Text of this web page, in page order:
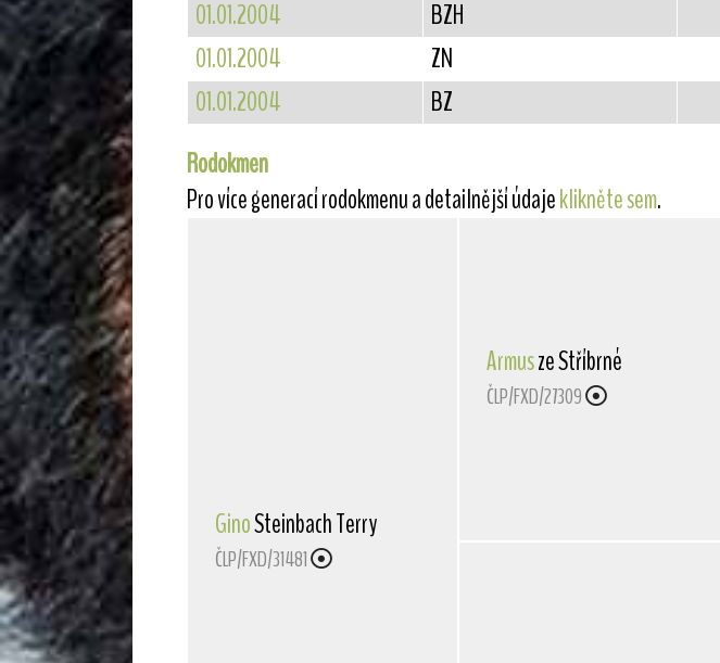
01.01.2004
BZH
01.01.2004
ZN
01.01.2004
BZ
Rodokmen
Pro více generací rodokmenu a detailnější údajeklikněte sem.
GinoSteinbach Terry
ČLP/FXD/31481
Armusze Stříbrné
ČLP/FXD/27309